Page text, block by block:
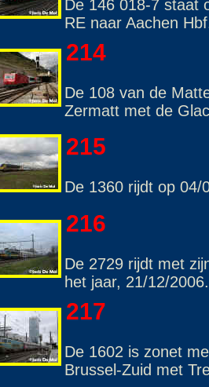
De 146 018-7 staat
RE naar Aachen
214
De 108 van de
Zermatt met de
215
De 1360 rijdt op 04/
216
De 2729 rijdt met
het jaar, 21/12/2006.
217
De 1602 is zonet
Brussel-Zuid met